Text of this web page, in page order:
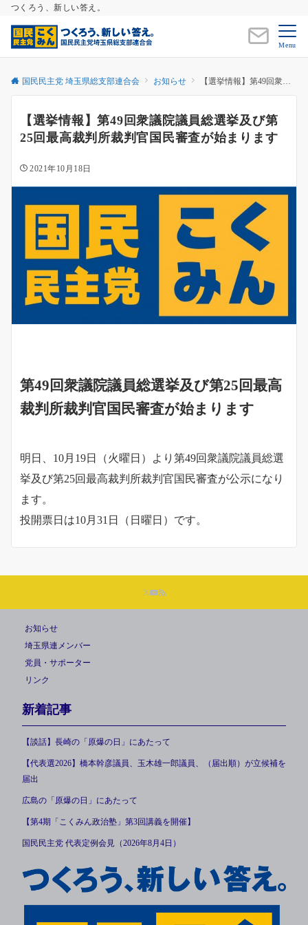
つくろう、新しい答え。
Menu
国民民主党 埼玉県総支部連合会 お知らせ 【選挙情報】第49回衆議院議員総選挙及び第25回最高裁判所裁判官国民審査が始まります
【選挙情報】第49回衆議院議員総選挙及び第
25回最高裁判所裁判官国民審査が始まります
2021年10月18日
第49回衆議院議員総選挙及び第25回最高
裁判所裁判官国民審査が始まります
明日、10月19日（火曜日）より第49回衆議院議員総選
挙及び第25回最高裁判所裁判官国民審査が公示になり
ます。
投開票日は10月31日（日曜日）です。
お知らせ
埼玉県連メンバー
党員・サポーター
リンク
新着記事
【談話】長崎の「原爆の日」にあたって
【代表選2026】橋本幹彦議員、玉木雄一郎議員、（届出順）が立候補を
届出
広島の「原爆の日」にあたって
【第4期「こくみん政治塾」第3回講義を開催】
国民民主党 代表定例会見（2026年8月4日）